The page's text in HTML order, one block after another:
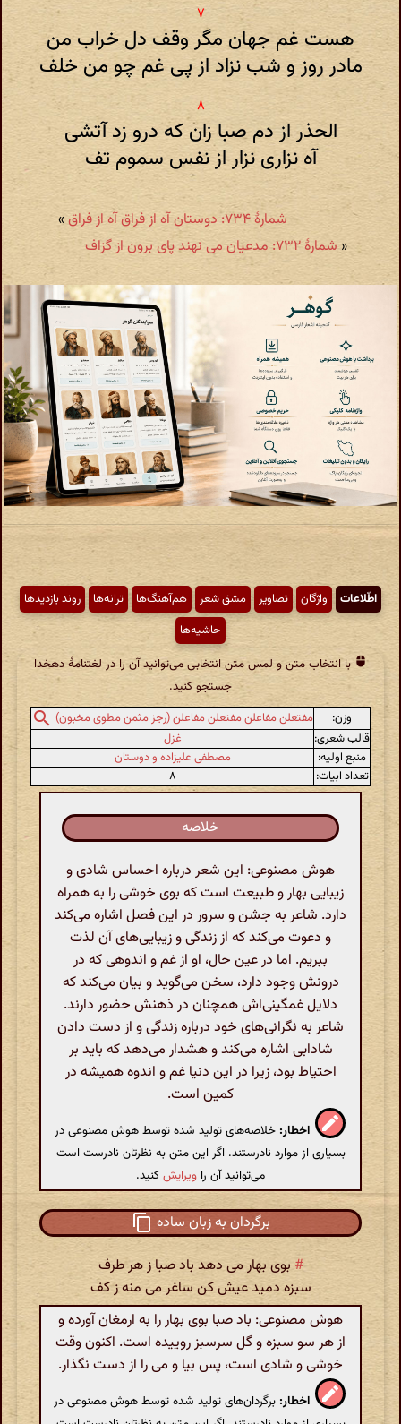
هست غم جهان مگر وقف دل خراب من
مادر روز و شب نزاد از پی غم چو من خلف
الحذر از دم صبا زان که درو زد آتشی
آه نزاری نزار از نفس سموم تف
شمارهٔ ۷۳۴: دوستان آه از فراق آه از فراق
»
« شمارهٔ ۷۳۲: مدعیان می نهند پای برون از گزاف
اطّلاعات واژگان تصاویر مشق شعر هم‌آهنگ‌ها ترانه‌ها
روند بازدیدها
حاشیه‌ها
با انتخاب متن و لمس متن انتخابی می‌توانید آن را در لغتنامهٔ دهخدا
جستجو کنید.
وزن:
مفتعلن مفاعلن مفتعلن مفاعلن (رجز مثمن مطوی مخبون)
قالب شعری:
غزل
منبع اولیه:
مصطفی علیزاده و دوستان
تعداد ابیات:
۸
خلاصه
هوش مصنوعی: این شعر درباره احساس شادی و
زیبایی بهار و طبیعت است که بوی خوشی را به همراه
دارد. شاعر به جشن و سرور در این فصل اشاره می‌کند
و دعوت می‌کند که از زندگی و زیبایی‌های آن لذت
ببریم. اما در عین حال، او از غم و اندوهی که در
درونش وجود دارد، سخن می‌گوید و بیان می‌کند که
دلایل غمگینی‌اش همچنان در ذهنش حضور دارند.
شاعر به نگرانی‌های خود درباره زندگی و از دست دادن
شادابی اشاره می‌کند و هشدار می‌دهد که باید بر
احتیاط بود، زیرا در این دنیا غم و اندوه همیشه در
کمین است.
اخطار: خلاصه‌های تولید شده توسط هوش مصنوعی در
بسیاری از موارد نادرستند. اگر این متن به نظرتان نادرست است
می‌توانید آن را ویرایشکنید.
برگردان به زبان ساده
# بوی بهار می دهد باد صبا ز هر طرف
سبزه دمید عیش کن ساغر می منه ز کف
هوش مصنوعی: باد صبا بوی بهار را به ارمغان آورده و
از هر سو سبزه و گل سرسبز روییده است. اکنون وقت
خوشی و شادی است، پس بیا و می را از دست نگذار.
اخطار: برگردان‌های تولید شده توسط هوش مصنوعی در